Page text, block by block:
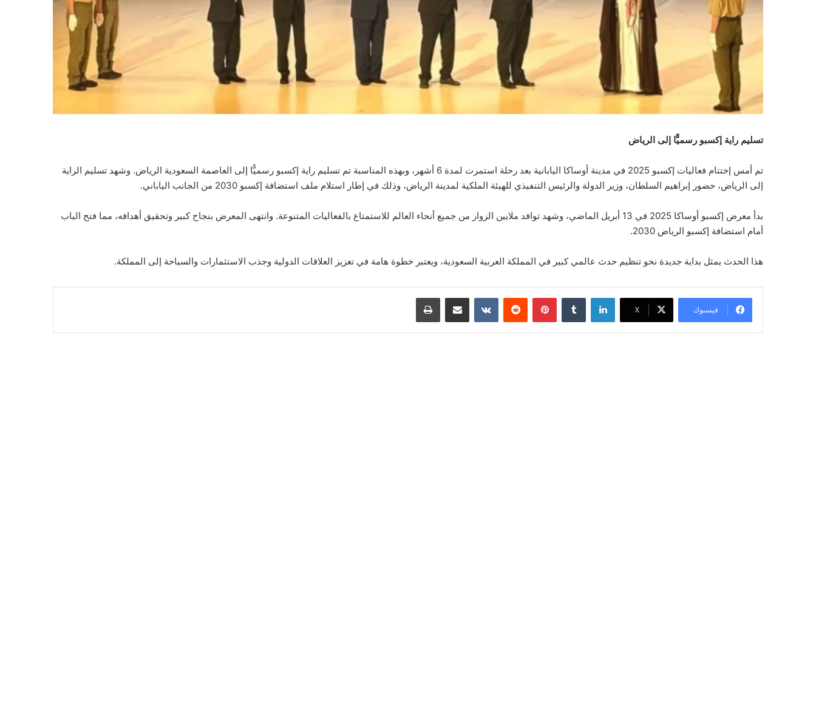
تسليم راية إكسبو رسميًّا إلى الرياض
تم أمس إختتام فعاليات إكسبو 2025 في مدينة أوساكا اليابانية بعد رحلة استمرت لمدة 6 أشهر، وبهذه المناسبة تم تسليم راية إكسبو رسميًّا إلى العاصمة السعودية الرياض. وشهد تسليم الراية
إلى الرياض، حضور إبراهيم السلطان، وزير الدولة والرئيس التنفيذي للهيئة الملكية لمدينة الرياض، وذلك في إطار استلام ملف استضافة إكسبو 2030 من الجانب الياباني.
بدأ معرض إكسبو أوساكا 2025 في 13 أبريل الماضي، وشهد توافد ملايين الزوار من جميع أنحاء العالم للاستمتاع بالفعاليات المتنوعة. وانتهى المعرض بنجاح كبير وتحقيق أهدافه، مما فتح الباب
أمام استضافة إكسبو الرياض 2030.
هذا الحدث يمثل بداية جديدة نحو تنظيم حدث عالمي كبير في المملكة العربية السعودية، ويعتبر خطوة هامة في تعزيز العلاقات الدولية وجذب الاستثمارات والسياحة إلى المملكة.
فيسبوك ‫X
لينكدإن بينتيريست